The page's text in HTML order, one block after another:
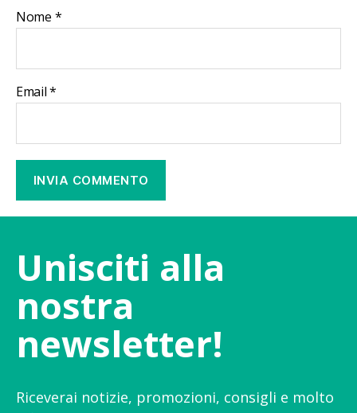
Nome *
Email*
Unisciti alla
nostra
newsletter!
Riceverai notizie, promozioni, consigli e molto